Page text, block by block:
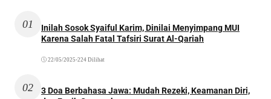
01
Inilah Sosok Syaiful Karim, Dinilai Menyimpang MUI
Karena Salah Fatal Tafsiri Surat Al-Qariah
22/05/2025 •224 Dilihat
02
3 Doa Berbahasa Jawa: Mudah Rezeki, Keamanan Diri,